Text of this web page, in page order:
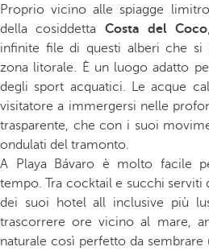
Proprio vicino alle spiagge
della cosiddetta Costa del Coco
infinite file di questi alberi che si
zona litorale. È un luogo adatto
degli sport acquatici. Le acque
visitatore a immergersi nelle
trasparente, che con i suoi
ondulati del tramonto.
A Playa Bávaro è molto facile
tempo. Tra cocktail e succhi serviti
dei suoi hotel all inclusive più
trascorrere ore vicino al mare,
naturale così perfetto da sembrare